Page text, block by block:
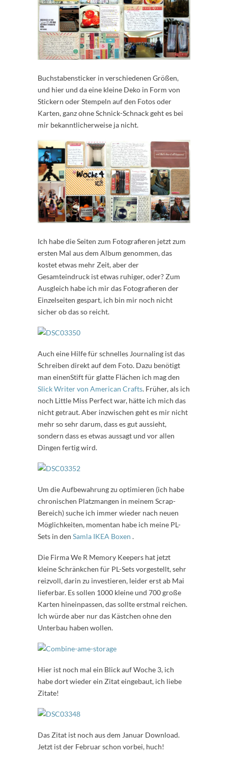
Buchstabensticker in verschiedenen Größen,
und hier und da eine kleine Deko in Form von
Stickern oder Stempeln auf den Fotos oder
Karten, ganz ohne Schnick-Schnack geht es bei
mir bekanntlicherweise ja nicht.
Ich habe die Seiten zum Fotografieren jetzt zum
ersten Mal aus dem Album genommen, das
kostet etwas mehr Zeit, aber der
Gesamteindruck ist etwas ruhiger, oder? Zum
Ausgleich habe ich mir das Fotografieren der
Einzelseiten gespart, ich bin mir noch nicht
sicher ob das so reicht.
Auch eine Hilfe für schnelles Journaling ist das
Schreiben direkt auf dem Foto. Dazu benötigt
man einenStift für glatte Flächen ich mag den
Slick Writer von American Crafts. Früher, als ich
noch Little Miss Perfect war, hätte ich mich das
nicht getraut. Aber inzwischen geht es mir nicht
mehr so sehr darum, dass es gut aussieht,
sondern dass es etwas aussagt und vor allen
Dingen fertig wird.
Um die Aufbewahrung zu optimieren (ich habe
chronischen Platzmangen in meinem Scrap-
Bereich) suche ich immer wieder nach neuen
Möglichkeiten, momentan habe ich meine PL-
Sets in den Samla IKEA Boxen .
Die Firma We R Memory Keepers hat jetzt
kleine Schränkchen für PL-Sets vorgestellt, sehr
reizvoll, darin zu investieren, leider erst ab Mai
lieferbar. Es sollen 1000 kleine und 700 große
Karten hineinpassen, das sollte erstmal reichen.
Ich würde aber nur das Kästchen ohne den
Unterbau haben wollen.
Hier ist noch mal ein Blick auf Woche 3, ich
habe dort wieder ein Zitat eingebaut, ich liebe
Zitate!
Das Zitat ist noch aus dem Januar Download.
Jetzt ist der Februar schon vorbei, huch!